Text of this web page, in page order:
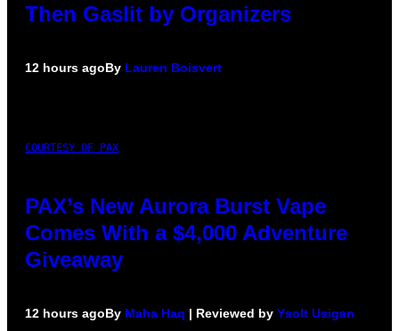
Then Gaslit by Organizers
12 hours agoBy Lauren Boisvert
COURTESY OF PAX
PAX’s New Aurora Burst Vape
Comes With a $4,000 Adventure
Giveaway
12 hours agoBy Maha Haq | Reviewed by Ysolt Usigan